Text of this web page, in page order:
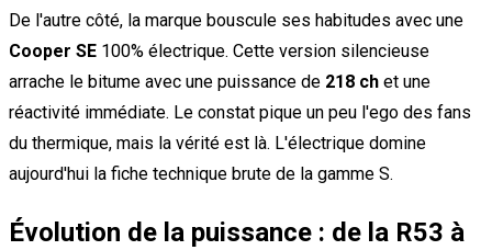
De l'autre côté, la marque bouscule ses habitudes avec une
Cooper SE 100% électrique. Cette version silencieuse
arrache le bitume avec une puissance de 218 ch et une
réactivité immédiate. Le constat pique un peu l'ego des fans
du thermique, mais la vérité est là. L'électrique domine
aujourd'hui la fiche technique brute de la gamme S.
Évolution de la puissance : de la R53 à